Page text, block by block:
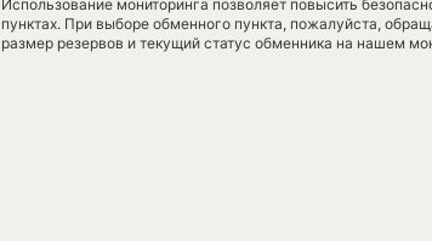
Использование мониторинга позволяет повысить
пунктах. При выборе обменного пункта, пожалуйста,
размер резервов и текущий статус обменника на нашем